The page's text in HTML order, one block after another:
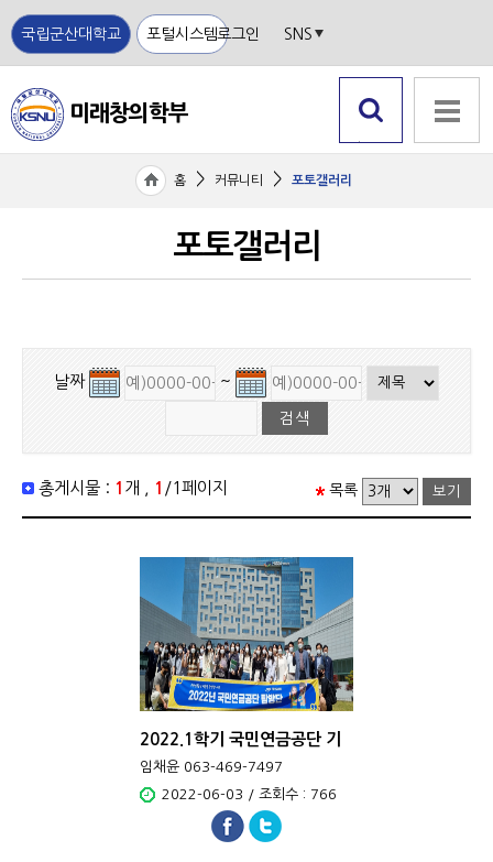
국립군산대학교 포털시스템로그인 SNS
전체메뉴
국립
미래창의학부
홈 > 커뮤니티 > 포토갤러리
포토갤러리
날짜 ~
총게시물 : 1 개 , 1 /1페이지 목록
2022.1학기 국민연금공단 기
관 탐..
임채윤 063-469-7497
2022-06-03 / 조회수 : 766